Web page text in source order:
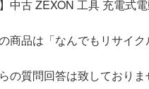
】中古 ZEXON 工具 充電式
商品は「なんでもリサイ
の質問回答は致しており